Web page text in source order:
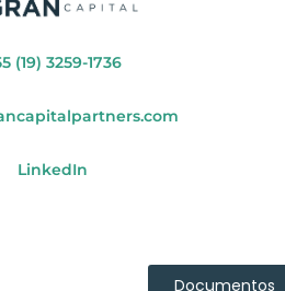
(19) 3259-1736
LinkedIn
Documentos